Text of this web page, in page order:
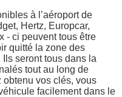
à l’aéroport de
Hertz, Europcar,
- ci peuvent tous être
quitté la zone des
seront tous dans la
tout au long de
obtenu vos clés, vous
facilement dans le